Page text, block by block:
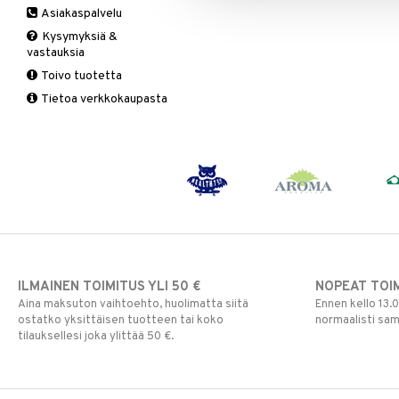
Ruuansulatus
Suolisto
Muut
Valkosipuli
Yskään
B-vitamiinit
C-vitamiinit
Miehet
Multimineraalit
Muut
Q-10
Schizandra
Suorituskyky
Asiakaspalvelu
Kysymyksiä &
vastauksia
Toivo tuotetta
Tietoa verkkokaupasta
ILMAINEN TOIMITUS YLI 50 €
Aina maksuton vaihtoehto, huolimatta siitä
ostatko yksittäisen tuotteen tai koko
tilauksellesi joka ylittää 50 €.
NOPEAT
Ennen kello
normaalisti